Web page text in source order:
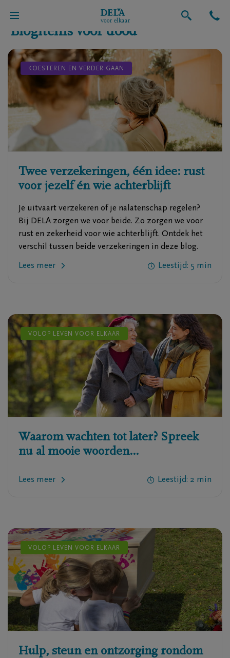
Blogitems voor dood
KOESTEREN EN VERDER GAAN
Twee verzekeringen, één idee: rust
voor jezelf én wie achterblijft
Je uitvaart verzekeren of je nalatenschap regelen?
Bij DELA zorgen we voor beide. Zo zorgen we voor
rust en zekerheid voor wie achterblijft. Ontdek het
verschil tussen beide verzekeringen in deze blog.
Lees meer Leestijd: 5 min
VOLOP LEVEN VOOR ELKAAR
Waarom wachten tot later? Spreek
nu al mooie woorden...
Lees meer Leestijd: 2 min
VOLOP LEVEN VOOR ELKAAR
Hulp, steun en ontzorging rondom